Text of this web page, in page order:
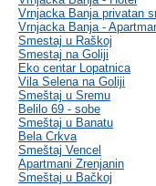
Vrnjacka Banja privatan
Vrnjacka Banja -
Smestaj u Raškoj
Smestaj na Goliji
Eko centar Lopatnica
Vila Selena na Goliji
Smeštaj u Sremu
Belilo 69 - sobe
Smeštaj u Banatu
Bela Crkva
Smeštaj Vencel
Apartmani Zrenjanin
Smeštaj u Bačkoj